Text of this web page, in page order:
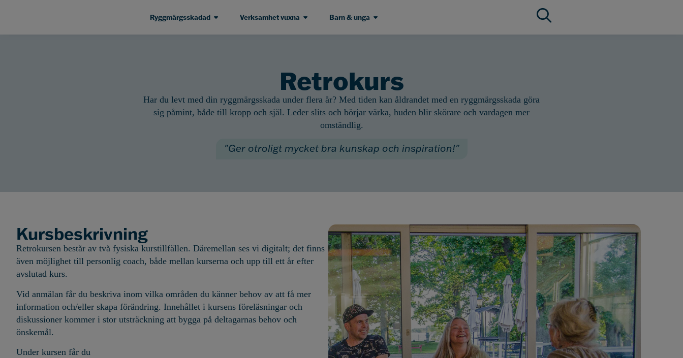
Ryggmärgsskadad Verksamhet vuxna Barn & unga
Retrokurs
Har du levt med din ryggmärgsskada under flera år? Med tiden kan åldrandet med en ryggmärgsskada göra
sig påmint, både till kropp och själ. Leder slits och börjar värka, huden blir skörare och vardagen mer
omständlig.
"Ger otroligt mycket bra kunskap och inspiration!"
Kursbeskrivning
Retrokursen består av två fysiska kurstillfällen. Däremellan ses vi digitalt; det finns
även möjlighet till personlig coach, både mellan kurserna och upp till ett år efter
avslutad kurs.
Vid anmälan får du beskriva inom vilka områden du känner behov av att få mer
information och/eller skapa förändring. Innehållet i kursens föreläsningar och
diskussioner kommer i stor utsträckning att bygga på deltagarnas behov och
önskemål.
Under kursen får du